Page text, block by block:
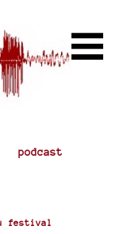
podcast
festival